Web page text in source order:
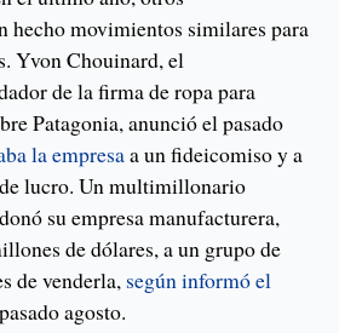
movimientos similares para
Yvon Chouinard, el
de la firma de ropa para
Patagonia, anunció el pasado
la empresaa un fideicomiso y a
lucro. Un multimillonario
su empresa manufacturera,
de dólares, a un grupo de
de venderla, según informó el
agosto.